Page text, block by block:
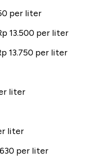
per liter
13.500 per liter
13.750 per liter
liter
liter
per liter